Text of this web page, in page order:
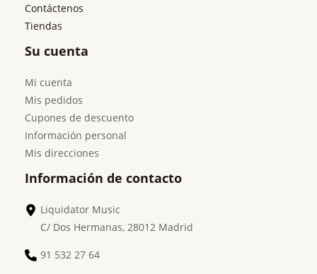
Contáctenos
Tiendas
Su cuenta
Mi cuenta
Mis pedidos
Cupones de descuento
Información personal
Mis direcciones
Información de contacto
Liquidator Music
C/ Dos Hermanas, 28012 Madrid
91 532 27 64